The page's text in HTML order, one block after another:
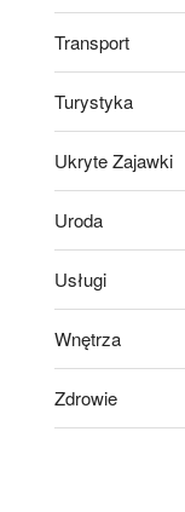
Transport
Turystyka
Ukryte Zajawki
Uroda
Usługi
Wnętrza
Zdrowie